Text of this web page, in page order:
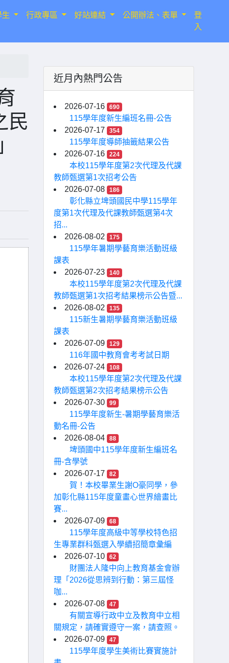
生 行政專區 好站連結 公開辦法、表單
登
入
民
近月內熱門公告
2026-07-16 690
115學年度新生編班名冊-公告
2026-07-17
354
115學年度導師抽籤結果公告
2026-07-16
224
本校115學年度第2次代理及代課
教師甄選第1次招考公告
2026-07-08
186
彰化縣立埤頭國民中學115學年
度第1次代理及代課教師甄選第4次
招...
2026-08-02
175
115學年暑期學藝育樂活動班級
課表
2026-07-23
140
本校115學年度第2次代理及代課
教師甄選第1次招考結果榜示公告暨...
2026-08-02
135
115新生暑期學藝育樂活動班級
課表
2026-07-09
129
116年國中教育會考考試日期
2026-07-24
108
本校115學年度第2次代理及代課
教師甄選第2次招考結果榜示公告
2026-07-30
99
115學年度新生-暑期學藝育樂活
動名冊-公告
2026-08-04
88
埤頭國中115學年度新生編班名
冊-含學號
2026-07-17
82
賀！本校畢業生謝O豪同學，參
加彰化縣115年度童畫心世界繪畫比
賽...
2026-07-09
68
115學年度高級中等學校特色招
生專業群科甄選入學續招簡章彙編
2026-07-10
62
財團法人隆中向上教育基金會辦
理「2026從思辨到行動：第三屆怪
咖...
2026-07-08
47
有關宣導行政中立及教育中立相
關規定，請確實遵守一案，請查照。
2026-07-09
47
115學年度學生美術比賽實施計